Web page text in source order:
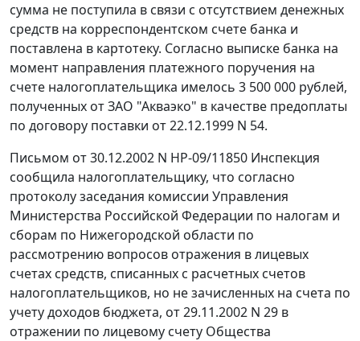
сумма не поступила в связи с отсутствием денежных
средств на корреспондентском счете банка и
поставлена в картотеку. Согласно выписке банка на
момент направления платежного поручения на
счете налогоплательщика имелось 3 500 000 рублей,
полученных от ЗАО "Акваэко" в качестве предоплаты
по договору поставки от 22.12.1999 N 54.
Письмом от 30.12.2002 N НР-09/11850 Инспекция
сообщила налогоплательщику, что согласно
протоколу заседания комиссии Управления
Министерства Российской Федерации по налогам и
сборам по Нижегородской области по
рассмотрению вопросов отражения в лицевых
счетах средств, списанных с расчетных счетов
налогоплательщиков, но не зачисленных на счета по
учету доходов бюджета, от 29.11.2002 N 29 в
отражении по лицевому счету Общества